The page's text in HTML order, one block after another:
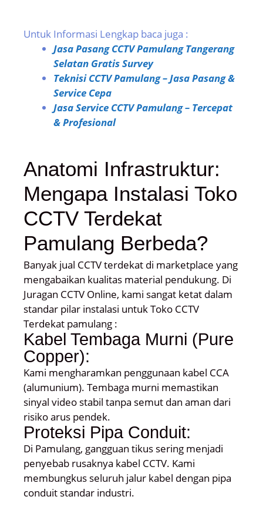
Untuk Informasi Lengkap baca juga :
Jasa Pasang CCTV Pamulang Tangerang
Selatan Gratis Survey
Teknisi CCTV Pamulang – Jasa Pasang &
Service Cepa
Jasa Service CCTV Pamulang – Tercepat
& Profesional
Anatomi Infrastruktur:
Mengapa Instalasi Toko
CCTV Terdekat
Pamulang Berbeda?
Banyak jual CCTV terdekat di marketplace yang
mengabaikan kualitas material pendukung. Di
Juragan CCTV Online, kami sangat ketat dalam
standar pilar instalasi untuk Toko CCTV
Terdekat pamulang :
Kabel Tembaga Murni (Pure
Copper):
Kami mengharamkan penggunaan kabel CCA
(alumunium). Tembaga murni memastikan
sinyal video stabil tanpa semut dan aman dari
risiko arus pendek.
Proteksi Pipa Conduit:
Di Pamulang, gangguan tikus sering menjadi
penyebab rusaknya kabel CCTV. Kami
membungkus seluruh jalur kabel dengan pipa
conduit standar industri.